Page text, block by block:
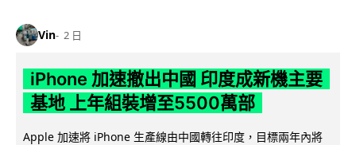
Vin 2 日
iPhone 加速撤出中國 印度成新機主要
基地 上年組裝增至5500萬部
Apple 加速將 iPhone 生產線由中國轉往印度，目標兩年內將